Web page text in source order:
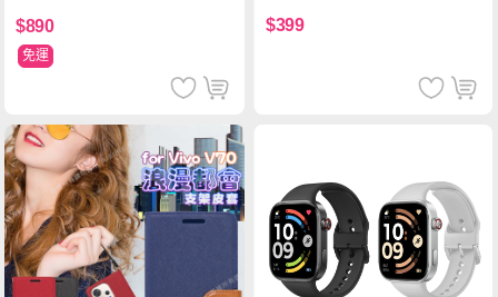
$890
免運
$399